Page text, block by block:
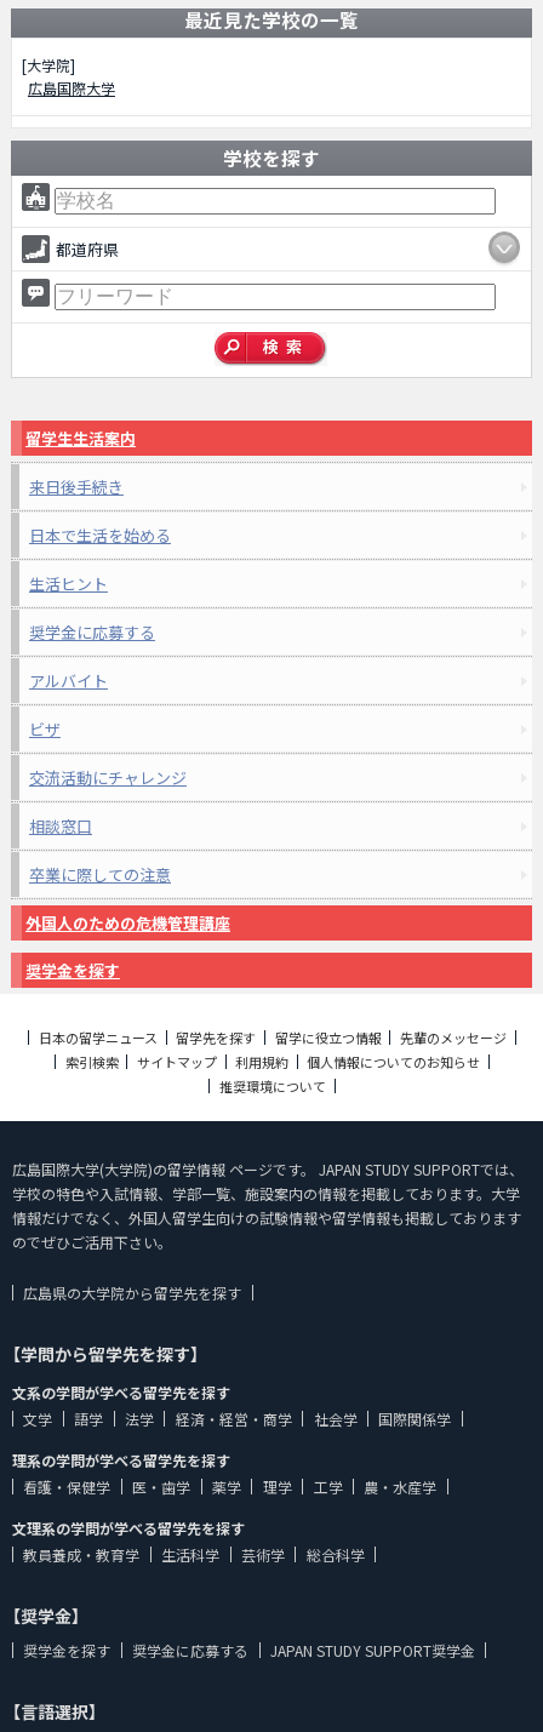
最近見た学校の一覧
[大学院]
広島国際大学
学校を探す
都道府県
留学生生活案内
来日後手続き
日本で生活を始める
生活ヒント
奨学金に応募する
アルバイト
ビザ
交流活動にチャレンジ
相談窓口
卒業に際しての注意
外国人のための危機管理講座
奨学金を探す
日本の留学ニュース 留学先を探す 留学に役立つ情報
先輩のメッセージ
索引検索
サイトマップ 利用規約
個人情報についてのお知らせ
推奨環境について
広島国際大学(大学院)の留学情報 ページです。 JAPAN STUDY SUPPORTでは、
学校の特色や入試情報、学部一覧、施設案内の情報を掲載しております。大学
情報だけでなく、外国人留学生向けの試験情報や留学情報も掲載しております
のでぜひご活用下さい。
広島県の大学院から留学先を探す
【学問から留学先を探す】
文系の学問が学べる留学先を探す
文学
語学 法学 経済・経営・商学 社会学
国際関係学
理系の学問が学べる留学先を探す
看護・保健学
医・歯学 薬学 理学 工学
農・水産学
文理系の学問が学べる留学先を探す
教員養成・教育学
生活科学 芸術学 総合科学
【奨学金】
奨学金を探す 奨学金に応募する JAPAN STUDY SUPPORT奨学金
【言語選択】